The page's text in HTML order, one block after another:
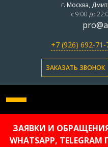
г. Москва,
с 9:00 до
+7 (926) 692-71-
ЗАКАЗАТЬ ЗВОНОК
ЗАЯВКИ И
WHATSAPP,